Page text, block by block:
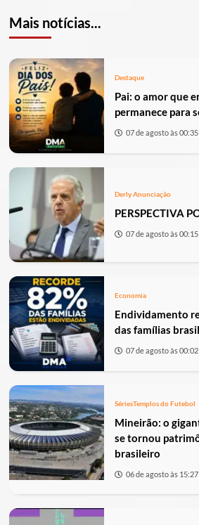
Mais notícias...
Destaque
Pai: o amor que
permanece para
07 de agosto às 00:35
Derly Anunciação
PERSPECTIVA
07 de agosto às 00:15
Economia
Endividamento
das famílias
07 de agosto às 00:02
SériesTemplos do Futebol
Mineirão: o
se tornou
brasileiro
06 de agosto às 15:27